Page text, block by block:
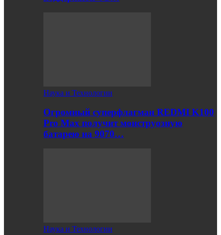
Наука и Технологии
Огромный суперфлагман REDMI K100
Pro Max получит монструозную
батарею на 9070…
Наука и Технологии